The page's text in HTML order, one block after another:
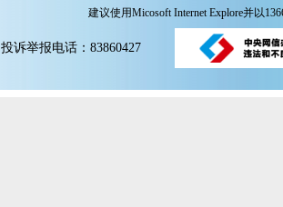
建议使用Micosoft Internet Explore并以
投诉举报电话：83860427